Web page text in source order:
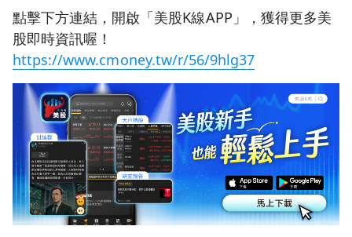
點擊下方連結，開啟「美股K線APP」，獲得更多美
股即時資訊喔！
https://www.cmoney.tw/r/56/9hlg37